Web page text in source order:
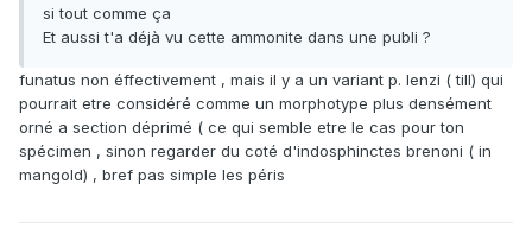
si tout comme ça
Et aussi t'a déjà vu cette ammonite dans une publi ?
funatus non éffectivement , mais il y a un variant p. lenzi ( till) qui
pourrait etre considéré comme un morphotype plus densément
orné a section déprimé ( ce qui semble etre le cas pour ton
spécimen , sinon regarder du coté d'indosphinctes brenoni ( in
mangold) , bref pas simple les péris